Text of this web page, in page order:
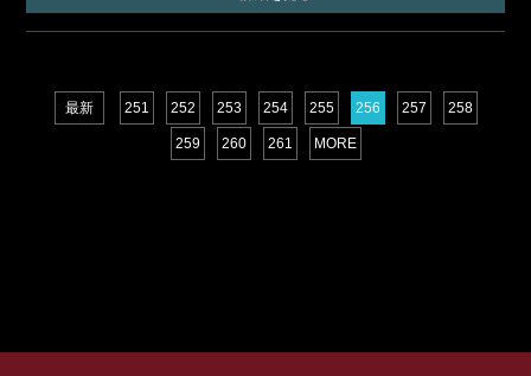
最新 251 252 253 254 255 256 257 258
259 260 261 MORE